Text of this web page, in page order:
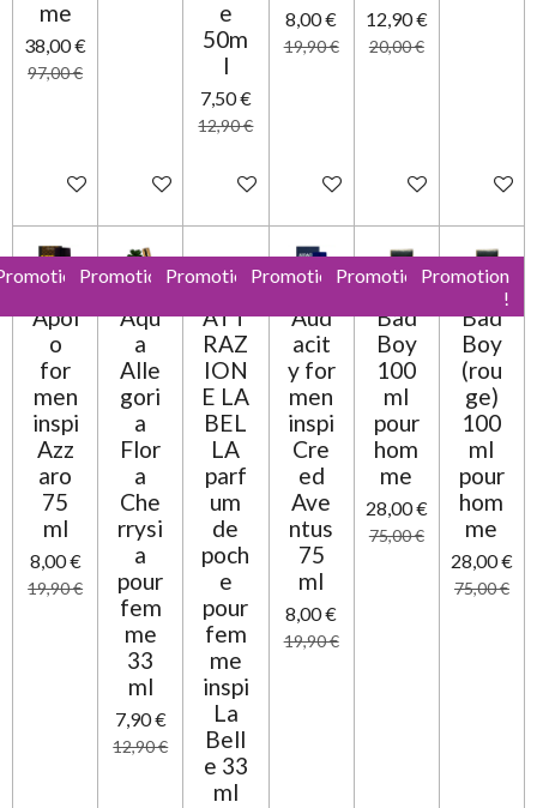
me
38,00 €
97,00 €
Ajouter au panierAjouter au panier
e
50m
l
7,50 €
12,90 €
Ajouter au panier
8,00 €
19,90 €
Ajouter au panier
12,90 €
20,00 €
Ajouter au panier
Ajouter
Apol
o
for
men
inspi
Azz
aro
75
ml
8,00 €
19,90 €
Promotion
Aqu
a
Alle
gori
a
Flor
a
Che
rrysi
a
pour
fem
me
33
ml
7,90 €
12,90 €
Promotion
ATT
RAZ
ION
E LA
BEL
LA
parf
um
de
poch
e
pour
fem
me
inspi
La
Bell
e 33
ml
Promotion
Aud
acit
y for
men
inspi
Cre
ed
Ave
ntus
75
ml
8,00 €
19,90 €
Promotion
Bad
Boy
100
ml
pour
hom
me
28,00 €
75,00 €
Promotion
!
Bad
Boy
(rou
ge)
100
ml
pour
hom
me
28,00 €
75,00 €